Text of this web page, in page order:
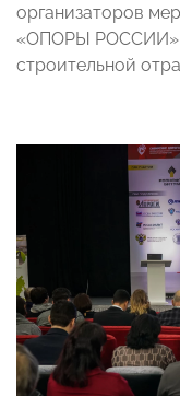
организаторов
«ОПОРЫ РОССИИ»
строительной